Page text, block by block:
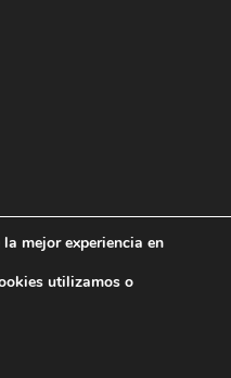
mejor experiencia en
utilizamos o